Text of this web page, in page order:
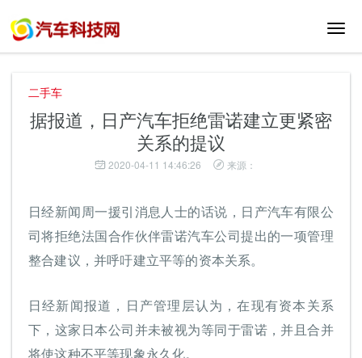
切
二手车
据报道，日产汽车拒绝雷诺建立更紧密
关系的提议
2020-04-11 14:46:26 来源：
日经新闻周一援引消息人士的话说，日产汽车有限公
司将拒绝法国合作伙伴雷诺汽车公司提出的一项管理
整合建议，并呼吁建立平等的资本关系。
日经新闻报道，日产管理层认为，在现有资本关系
下，这家日本公司并未被视为等同于雷诺，并且合并
将使这种不平等现象永久化。